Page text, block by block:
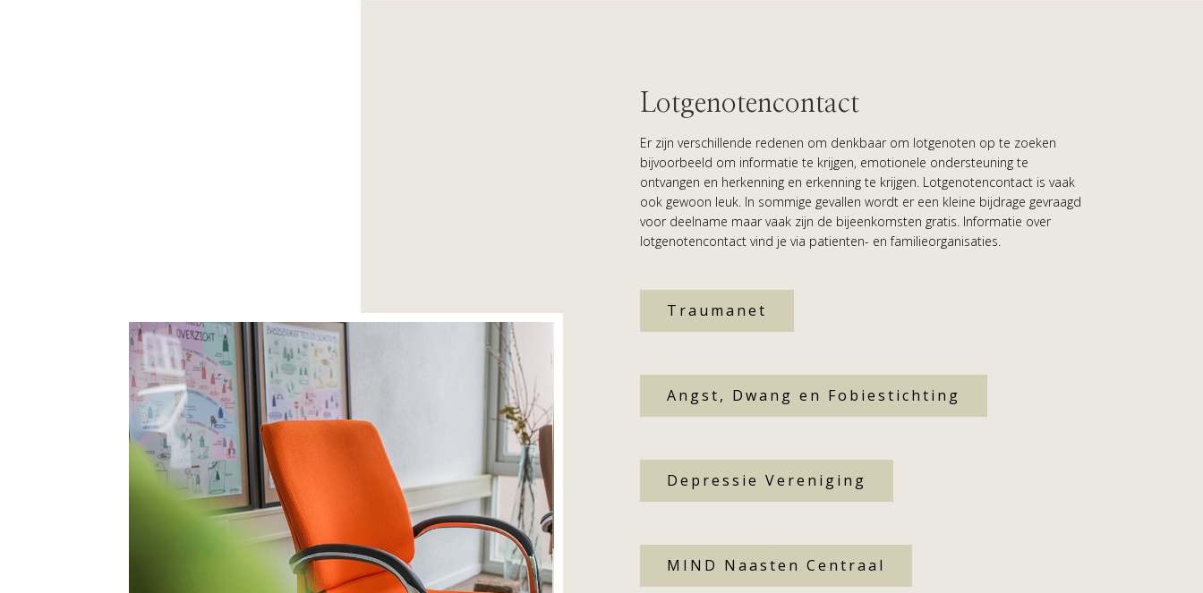
Lotgenotencontact
Er zijn verschillende redenen om denkbaar om lotgenoten op te zoeken
bijvoorbeeld om informatie te krijgen, emotionele ondersteuning te
ontvangen en herkenning en erkenning te krijgen. Lotgenotencontact is vaak
ook gewoon leuk. In sommige gevallen wordt er een kleine bijdrage gevraagd
voor deelname maar vaak zijn de bijeenkomsten gratis. Informatie over
lotgenotencontact vind je via patienten- en familieorganisaties.
Traumanet
Angst, Dwang en Fobiestichting
Depressie Vereniging
MIND Naasten Centraal